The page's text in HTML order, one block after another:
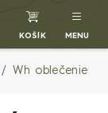
KOŠÍK MENU
Wh oblečenie